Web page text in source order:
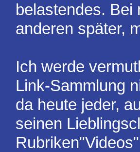
belastendes.
anderen später,
Ich werde
Link-Sammlung
da heute jeder,
seinen